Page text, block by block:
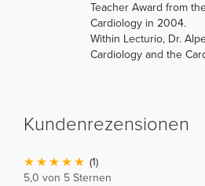
Teacher Award from
Cardiology in 2004.
Within Lecturio, Dr.
Cardiology and the
Kundenrezensionen
(1)
5,0 von 5 Sternen